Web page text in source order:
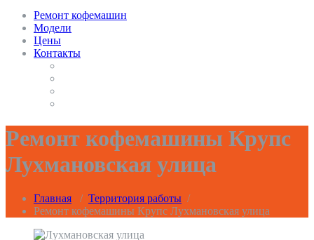
Ремонт кофемашин
Модели
Цены
Контакты
Ремонт кофемашины Крупс
Лухмановская улица
Главная / Территория работы /
Ремонт кофемашины Крупс Лухмановская улица